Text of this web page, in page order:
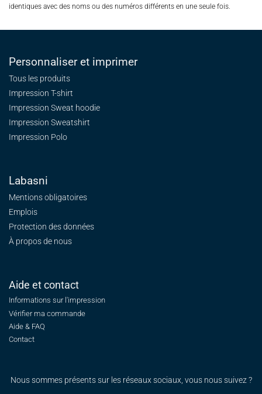
identiques avec des noms ou des numéros différents en une seule fois.
Personnaliser et imprimer
Tous les produits
Impression T-shirt
Impression Sweat hoodie
Impression Sweatshirt
Impression Polo
Labasni
Mentions obligatoires
Emplois
Protection des données
À propos de nous
Aide et contact
Informations sur l'impression
Vérifier ma commande
Aide & FAQ
Contact
Nous sommes présents sur les réseaux sociaux, vous nous suivez ?